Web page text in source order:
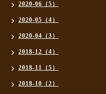
2020-06（5）
2020-05（4）
2020-04（3）
2018-12（4）
2018-11（5）
2018-10（2）